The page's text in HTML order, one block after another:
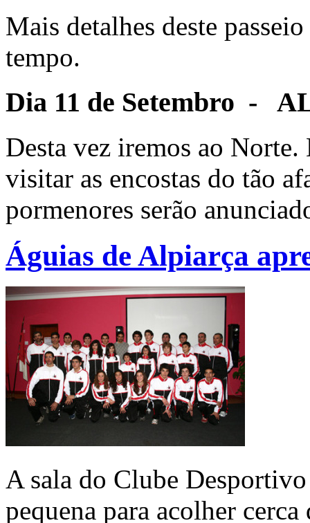
Mais detalhes deste
tempo.
Dia 11 de Setembro -
Desta vez iremos ao
visitar as encostas do tão
pormenores serão
Águias de Alpiarça
A sala do Clube
pequena para acolher cerca